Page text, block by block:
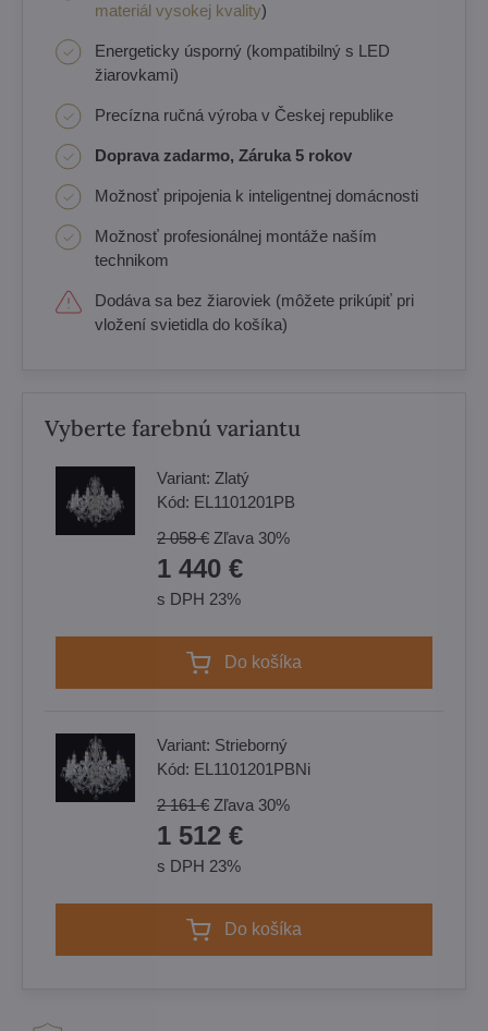
materiál vysokej kvality)
Energeticky úsporný (kompatibilný s LED
žiarovkami)
Precízna ručná výroba v Českej republike
Doprava zadarmo, Záruka 5 rokov
Možnosť pripojenia k inteligentnej domácnosti
Možnosť profesionálnej montáže naším
technikom
Dodáva sa bez žiaroviek (môžete prikúpiť pri
vložení svietidla do košíka)
Vyberte farebnú variantu
Variant: Zlatý
Kód: EL1101201PB
2 058 € Zľava30%
1 440 €
s DPH 23%
Do košíka
Variant: Strieborný
Kód: EL1101201PBNi
2 161 € Zľava30%
1 512 €
s DPH 23%
Do košíka